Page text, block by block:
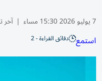
7 يوليو 2026 15:30 مساء |
استمع دقائق القراءة - 2